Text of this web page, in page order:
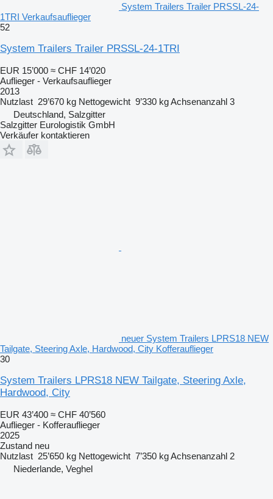
System Trailers Trailer PRSSL-24-
1TRI Verkaufsauflieger
52
System Trailers Trailer PRSSL-24-1TRI
EUR 15’000 ≈ CHF 14’020
Auflieger - Verkaufsauflieger
2013
Nutzlast 29’670 kg Nettogewicht 9’330 kgAchsenanzahl 3
Deutschland, Salzgitter
Salzgitter Eurologistik GmbH
Verkäufer kontaktieren
neuer System Trailers LPRS18 NEW
Tailgate, Steering Axle, Hardwood, City Kofferauflieger
30
System Trailers LPRS18 NEW Tailgate, Steering Axle,
Hardwood, City
EUR 43’400 ≈ CHF 40’560
Auflieger - Kofferauflieger
2025
Zustand neu
Nutzlast 25’650 kg Nettogewicht 7’350 kgAchsenanzahl 2
Niederlande, Veghel